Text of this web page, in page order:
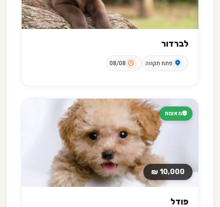
לברדור
פתח תקווה 08/08
מאומת
10,000 ₪
פודל